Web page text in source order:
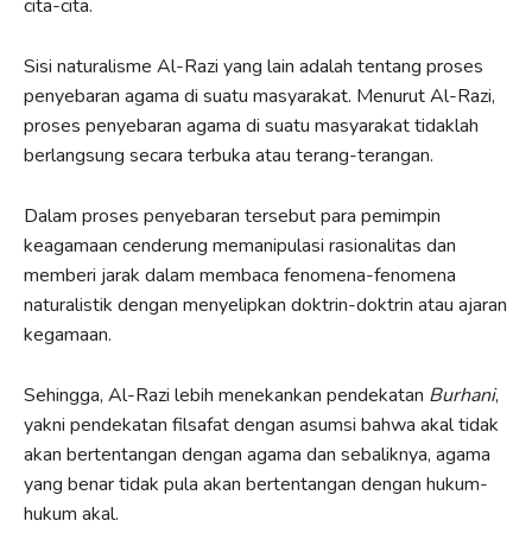
cita-cita.
Sisi naturalisme Al-Razi yang lain adalah tentang proses
penyebaran agama di suatu masyarakat. Menurut Al-Razi,
proses penyebaran agama di suatu masyarakat tidaklah
berlangsung secara terbuka atau terang-terangan.
Dalam proses penyebaran tersebut para pemimpin
keagamaan cenderung memanipulasi rasionalitas dan
memberi jarak dalam membaca fenomena-fenomena
naturalistik dengan menyelipkan doktrin-doktrin atau ajaran
kegamaan.
Sehingga, Al-Razi lebih menekankan pendekatan Burhani,
yakni pendekatan filsafat dengan asumsi bahwa akal tidak
akan bertentangan dengan agama dan sebaliknya, agama
yang benar tidak pula akan bertentangan dengan hukum-
hukum akal.